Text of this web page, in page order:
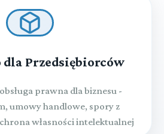
Przedsiębiorców
prawna dla biznesu -
umowy handlowe, spory z
własności intelektualnej